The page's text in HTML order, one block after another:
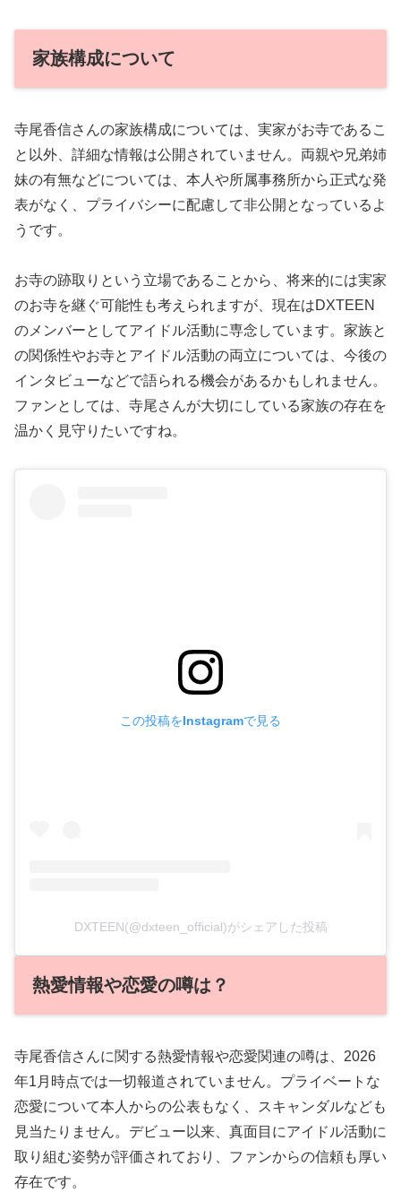
家族構成について
寺尾香信さんの家族構成については、実家がお寺であるこ
と以外、詳細な情報は公開されていません。両親や兄弟姉
妹の有無などについては、本人や所属事務所から正式な発
表がなく、プライバシーに配慮して非公開となっているよ
うです。
お寺の跡取りという立場であることから、将来的には実家
のお寺を継ぐ可能性も考えられますが、現在はDXTEEN
のメンバーとしてアイドル活動に専念しています。家族と
の関係性やお寺とアイドル活動の両立については、今後の
インタビューなどで語られる機会があるかもしれません。
ファンとしては、寺尾さんが大切にしている家族の存在を
温かく見守りたいですね。
この投稿をInstagramで見る
DXTEEN(@dxteen_official)がシェアした投稿
熱愛情報や恋愛の噂は？
寺尾香信さんに関する熱愛情報や恋愛関連の噂は、2026
年1月時点では一切報道されていません。プライベートな
恋愛について本人からの公表もなく、スキャンダルなども
見当たりません。デビュー以来、真面目にアイドル活動に
取り組む姿勢が評価されており、ファンからの信頼も厚い
存在です。